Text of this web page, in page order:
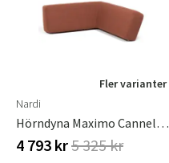
Fler varianter
Nardi
Hörndyna Maximo Cannella Sunbrella
4 793 kr5 325 kr